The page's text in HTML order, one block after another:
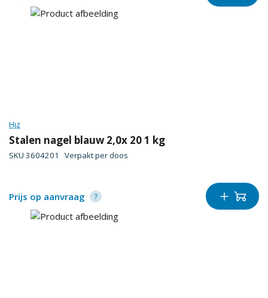
Hjz
Stalen nagel blauw 2,0x 20 1 kg
SKU 3604201 Verpakt perdoos
Prijs op aanvraag